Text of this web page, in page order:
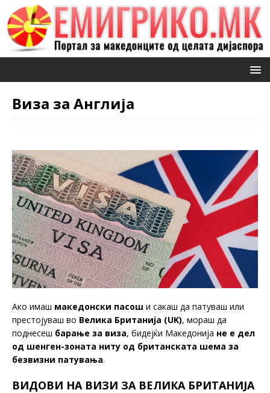
Виза за Англија
Ако имаш македонски пасош и сакаш да патуваш или
престојуваш во Велика Британија (UK), мораш да
поднесеш барање за виза, бидејќи Македонија не е дел
од шенген-зоната ниту од британската шема за
безвизни патувања.
ВИДОВИ НА ВИЗИ ЗА ВЕЛИКА БРИТАНИЈА